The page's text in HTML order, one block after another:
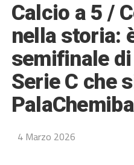
Calcio a 5 /
nella storia:
semifinale
Serie C che
PalaChemiba
4 Marzo 2026